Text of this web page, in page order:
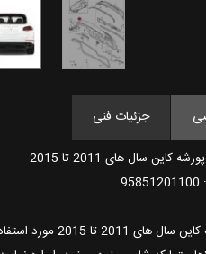
جزئیات فنی
سال های 2011 تا 2015
استفاده می باشد و بدون رنگ می باشد